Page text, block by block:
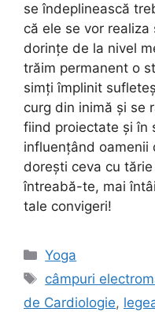
se îndeplinească
că ele se vor
dorințe de la nivel
trăim permanent o
simți împlinit
curg din inimă și se
fiind proiectate și în
influențând oamenii
dorești ceva cu
întreabă-te, mai
tale convigeri!
Categorii
Yoga
Etichete
câmpuri
de Cardiologie,